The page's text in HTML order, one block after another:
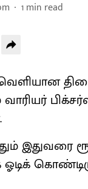
1min read
இது​வரை